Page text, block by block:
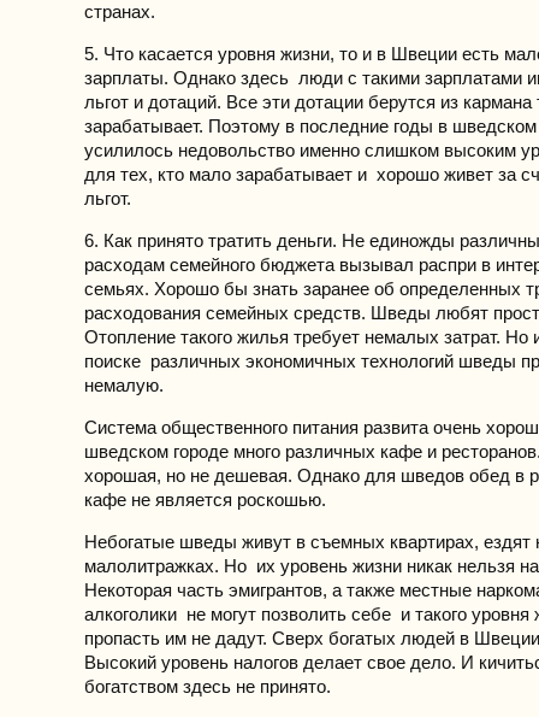
странах.
5. Что касается уровня жизни, то и в Швеции есть
зарплаты. Однако здесь люди с такими зарплатами
льгот и дотаций. Все эти дотации берутся из кармана
зарабатывает. Поэтому в последние годы в
усилилось недовольство именно слишком высоким
для тех, кто мало зарабатывает и хорошо живет за
льгот.
6. Как принято тратить деньги. Не единожды
расходам семейного бюджета вызывал распри в
семьях. Хорошо бы знать заранее об определенных
расходования семейных средств. Шведы любят
Отопление такого жилья требует немалых затрат. Но
поиске различных экономичных технологий шведы
немалую.
Система общественного питания развита очень
шведском городе много различных кафе и
хорошая, но не дешевая. Однако для шведов обед в
кафе не является роскошью.
Небогатые шведы живут в съемных квартирах, ездят
малолитражках. Но их уровень жизни никак нельзя
Некоторая часть эмигрантов, а также местные
алкоголики не могут позволить себе и такого
пропасть им не дадут. Сверх богатых людей в
Высокий уровень налогов делает свое дело. И
богатством здесь не принято.